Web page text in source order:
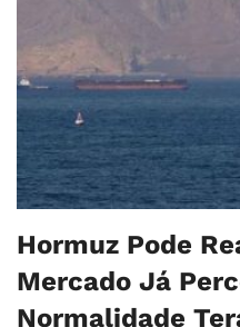
Hormuz Pode
Mercado Já
Normalidade